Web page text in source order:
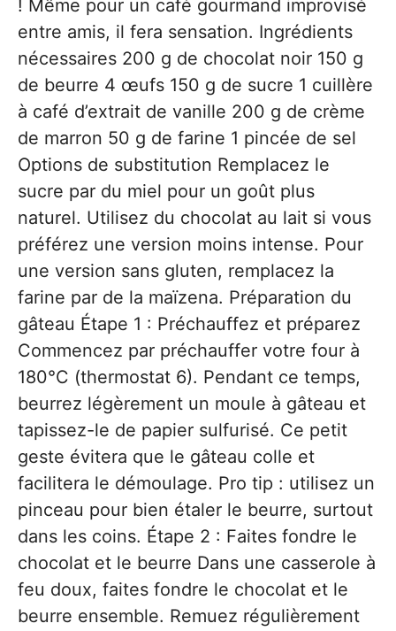
! Même pour un café gourmand improvisé
entre amis, il fera sensation. Ingrédients
nécessaires 200 g de chocolat noir 150 g
de beurre 4 œufs 150 g de sucre 1 cuillère
à café d’extrait de vanille 200 g de crème
de marron 50 g de farine 1 pincée de sel
Options de substitution Remplacez le
sucre par du miel pour un goût plus
naturel. Utilisez du chocolat au lait si vous
préférez une version moins intense. Pour
une version sans gluten, remplacez la
farine par de la maïzena. Préparation du
gâteau Étape 1 : Préchauffez et préparez
Commencez par préchauffer votre four à
180°C (thermostat 6). Pendant ce temps,
beurrez légèrement un moule à gâteau et
tapissez-le de papier sulfurisé. Ce petit
geste évitera que le gâteau colle et
facilitera le démoulage. Pro tip : utilisez un
pinceau pour bien étaler le beurre, surtout
dans les coins. Étape 2 : Faites fondre le
chocolat et le beurre Dans une casserole à
feu doux, faites fondre le chocolat et le
beurre ensemble. Remuez régulièrement